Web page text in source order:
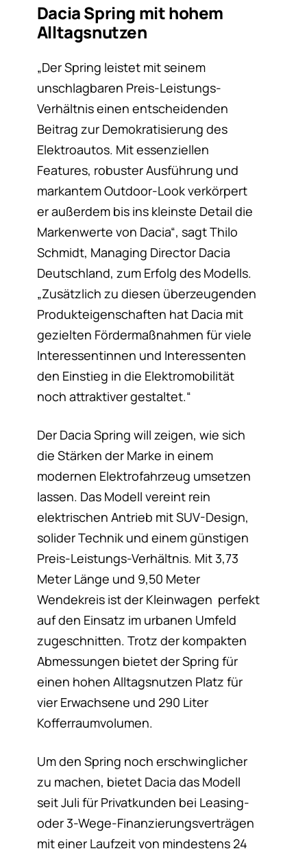
Dacia Spring mit hohem
Alltagsnutzen
„Der Spring leistet mit seinem
unschlagbaren Preis-Leistungs-
Verhältnis einen entscheidenden
Beitrag zur Demokratisierung des
Elektroautos. Mit essenziellen
Features, robuster Ausführung und
markantem Outdoor-Look verkörpert
er außerdem bis ins kleinste Detail die
Markenwerte von Dacia“, sagt Thilo
Schmidt, Managing Director Dacia
Deutschland, zum Erfolg des Modells.
„Zusätzlich zu diesen überzeugenden
Produkteigenschaften hat Dacia mit
gezielten Fördermaßnahmen für viele
Interessentinnen und Interessenten
den Einstieg in die Elektromobilität
noch attraktiver gestaltet.“
Der Dacia Spring will zeigen, wie sich
die Stärken der Marke in einem
modernen Elektrofahrzeug umsetzen
lassen. Das Modell vereint rein
elektrischen Antrieb mit SUV-Design,
solider Technik und einem günstigen
Preis-Leistungs-Verhältnis. Mit 3,73
Meter Länge und 9,50 Meter
Wendekreis ist der Kleinwagen perfekt
auf den Einsatz im urbanen Umfeld
zugeschnitten. Trotz der kompakten
Abmessungen bietet der Spring für
einen hohen Alltagsnutzen Platz für
vier Erwachsene und 290 Liter
Kofferraumvolumen.
Um den Spring noch erschwinglicher
zu machen, bietet Dacia das Modell
seit Juli für Privatkunden bei Leasing-
oder 3-Wege-Finanzierungsverträgen
mit einer Laufzeit von mindestens 24